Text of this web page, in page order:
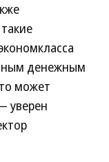
денежным
может
уверен